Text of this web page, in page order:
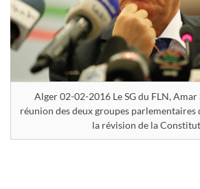
Alger 02-02-2016 Le SG du FLN,
réunion des deux groupes
la révision de la